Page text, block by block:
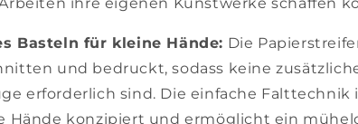
Basteln für kleine Hände: Die
und bedruckt, sodass keine
erforderlich sind. Die einfache Falttechnik
Hände konzipiert und ermöglicht ein